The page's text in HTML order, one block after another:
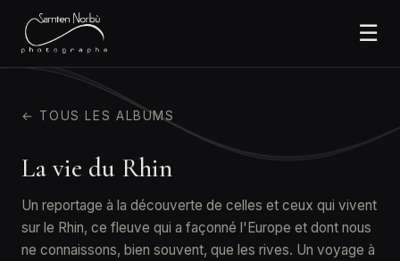
☰
← TOUS LES ALBUMS
La vie du Rhin
Un reportage à la découverte de celles et ceux qui vivent
sur le Rhin, ce fleuve qui a façonné l'Europe et dont nous
ne connaissons, bien souvent, que les rives. Un voyage à